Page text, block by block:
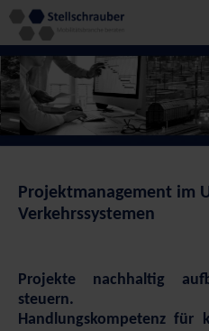
Projektmanagement im
Verkehrssystemen
Projekte nachhaltig
steuern.
Handlungskompetenz für